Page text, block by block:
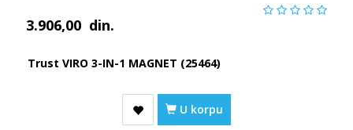
3.906,00 din.
Trust VIRO 3-IN-1 MAGNET (25464)
U korpu